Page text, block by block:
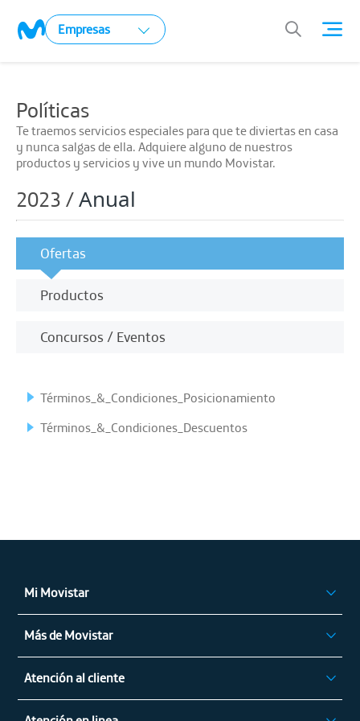
Empresas
Políticas
Te traemos servicios especiales para que te diviertas en casa
y nunca salgas de ella. Adquiere alguno de nuestros
productos y servicios y vive un mundo Movistar.
2023 /Anual
Ofertas
Productos
Concursos / Eventos
Términos_&_Condiciones_Posicionamiento
Términos_&_Condiciones_Descuentos
Mi Movistar
Ingresar
App Mi Movistar
Regístrate
Más de Movistar
Privilegios Movistar
Atención al cliente
Alza de Tarifas